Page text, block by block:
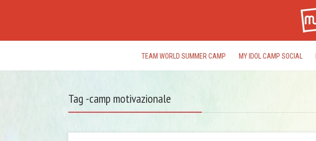
TEAM WORLD SUMMER CAMP MY IDOL CAMP SOCIAL
Tag -camp motivazionale